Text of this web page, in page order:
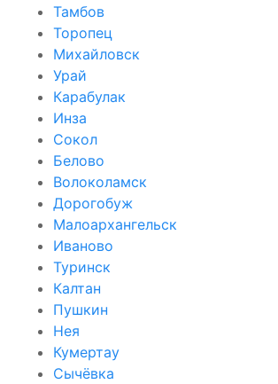
Тамбов
Торопец
Михайловск
Урай
Карабулак
Инза
Сокол
Белово
Волоколамск
Дорогобуж
Малоархангельск
Иваново
Туринск
Калтан
Пушкин
Нея
Кумертау
Сычёвка